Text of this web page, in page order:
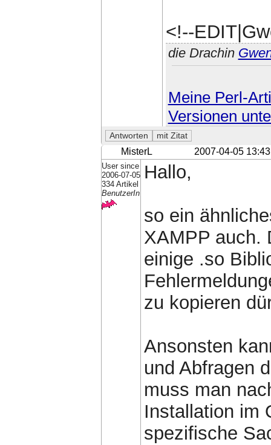
<!--
die Drachin
Meine Perl-
Versionen
MisterL 2007-04-05 13:43
User since
2006-07-05
334 Artikel
BenutzerIn
Hallo,
so ein
XAMPP auch.
einige .so
zu kopieren
Ansonsten
und Abfragen
muss man
Installation im
spezifische